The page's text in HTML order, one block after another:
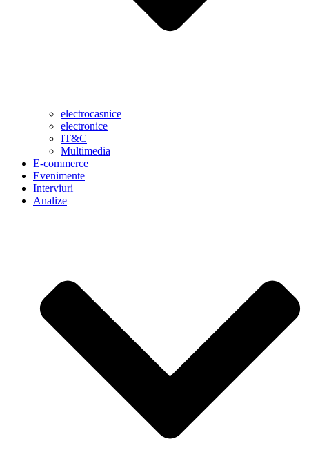
electrocasnice
electronice
IT&C
Multimedia
E-commerce
Evenimente
Interviuri
Analize